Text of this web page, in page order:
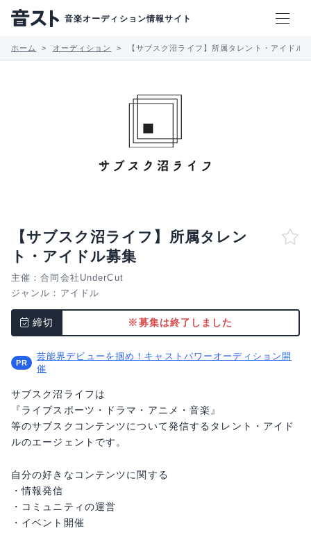
音楽オーディション情報サイト
ホーム オーディション 【サブスク沼ライフ】所属タレント・アイドル
【サブスク沼ライフ】所属タレン
ト・アイドル募集
主催：合同会社UnderCut
ジャンル： アイドル
締切 ※募集は終了しました
芸能界デビューを掴め！キャストパワーオーディション開
催
サブスク沼ライフは
『ライブスポーツ・ドラマ・アニメ・音楽』
等のサブスクコンテンツについて発信するタレント・アイド
ルのエージェントです。
自分の好きなコンテンツに関する
・情報発信
・コミュニティの運営
・イベント開催